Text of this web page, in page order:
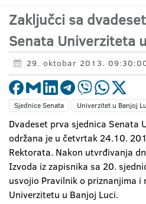
Zaključci sa
Senata Univerziteta
29. oktobar 2013.
Sjednice Senata Univerzitet u Banjoj
Dvadeset prva sjednica Senata
održana je u četvrtak 24.10.
Rektorata. Nakon utvrđivanja
Izvoda iz zapisnika sa 20.
usvojio Pravilnik o priznanjima i
Univerzitetu u Banjoj Luci.